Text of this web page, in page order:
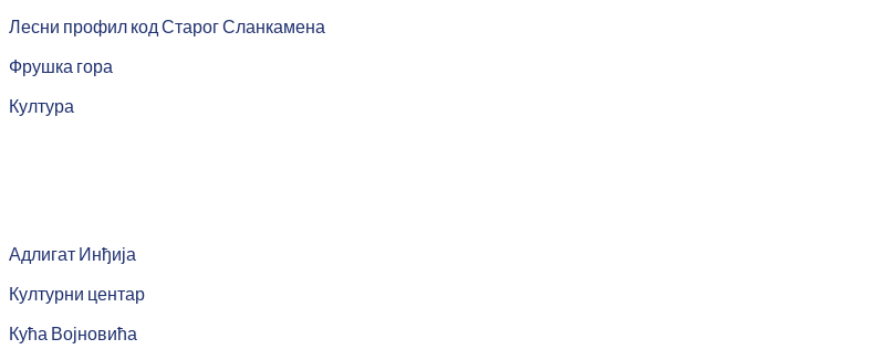
Лесни профил код Старог Сланкамена
Фрушка гора
Култура
Адлигат Инђија
Културни центар
Кућа Војновића